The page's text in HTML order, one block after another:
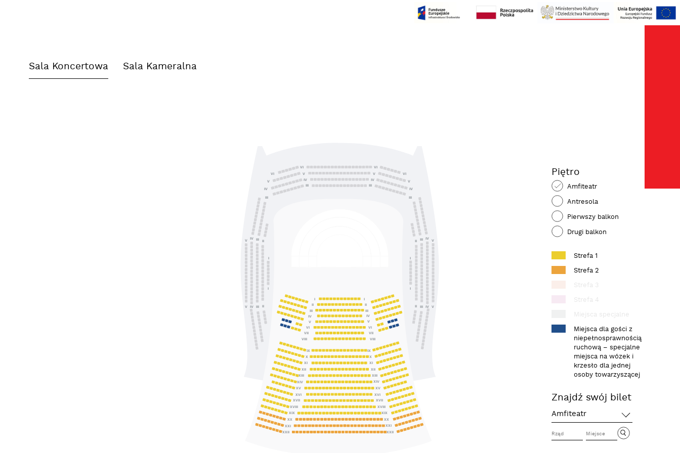
Sala Koncertowa Sala Kameralna
I I
II II
III III
IV IV
V V
VI VI
VII VII
VIII VIII
IX IX
X
X
XI
XI
XII
XII
XIII
XIII
XIV
XIV
XV
XV
XVI
XVI
XVII
XVII
XVIII
XVIII
XIX
XIX
XX
XX
XXI
XXI
XXII XXII
I
I I
I
II
II
II
II III
III
III
III
III
III
III III
IV
IV
IV
IV
IV
IV
IV IV
V
V
V
V V
V
V
V
VI
VI
VI
VI Piętro
Amfiteatr
Antresola
Pierwszy balkon
Drugi balkon
Strefa 1
Strefa 2
Strefa 3
Strefa 4
Miejsca specjalne
Miejsca dla gości z
niepełnosprawnością
ruchową – specjalne
miejsca na wózek i
krzesło dla jednej
osoby towarzyszącej
Znajdź swój bilet